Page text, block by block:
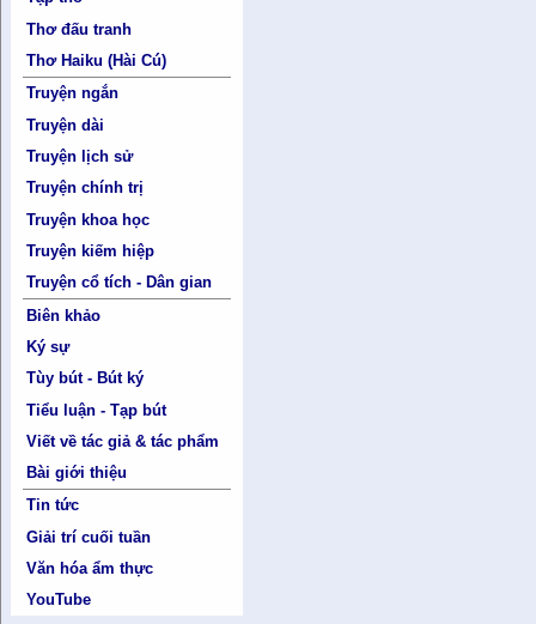
Thơ đấu tranh
Thơ Haiku (Hài Cú)
Truyện ngắn
Truyện dài
Truyện lịch sử
Truyện chính trị
Truyện khoa học
Truyện kiếm hiệp
Truyện cổ tích - Dân gian
Biên khảo
Ký sự
Tùy bút - Bút ký
Tiểu luận - Tạp bút
Viết về tác giả & tác phẩm
Bài giới thiệu
Tin tức
Giải trí cuối tuần
Văn hóa ẩm thực
YouTube